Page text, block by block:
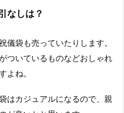
なしは？
儀袋も売っていたりします。
ついているものなどおしゃれ
よね。
はカジュアルになるので、親